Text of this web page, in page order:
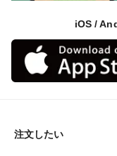
iOS /
注文したい